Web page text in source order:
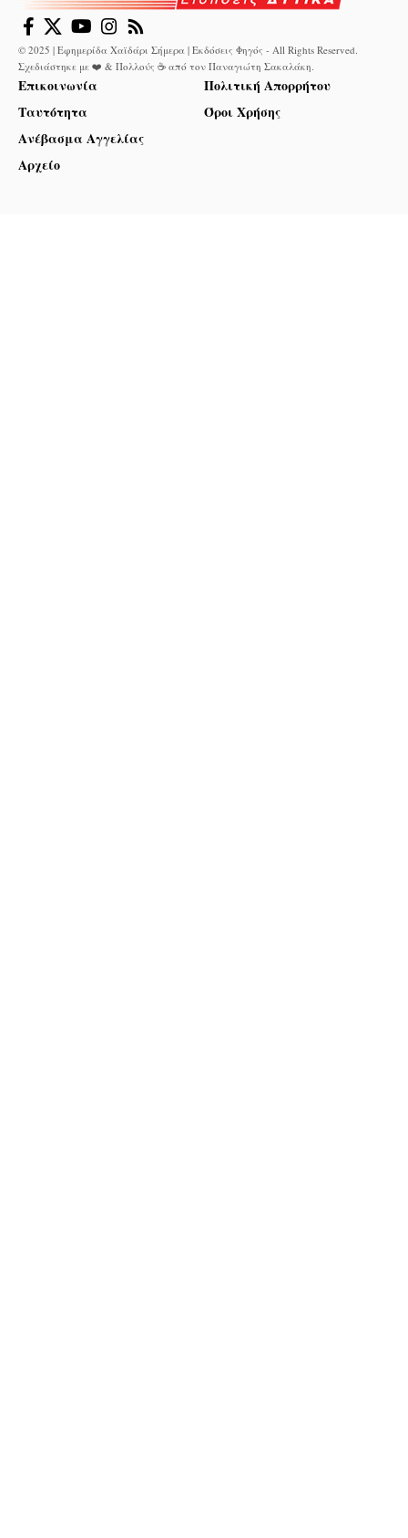
© 2025 | Εφημερίδα Χαϊδάρι Σήμερα | Εκδόσεις Φηγός - All Rights Reserved.
Σχεδιάστηκε με ❤️ & Πολλούς ☕ από τον Παναγιώτη Σακαλάκη.
Επικοινωνία
Ταυτότητα
Ανέβασμα Αγγελίας
Αρχείο
Πολιτική Απορρήτου
Όροι Χρήσης